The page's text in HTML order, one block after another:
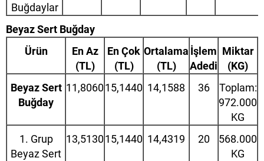
Buğdaylar
Beyaz Sert Buğday
Ürün
En Az
(TL)
En Çok
(TL)
Ortalama
(TL)
İşlem
Adedi
Miktar
(KG)
Beyaz Sert
Buğday
11,806015,1440 14,1588 36
Toplam:
972.000
KG
1. Grup
Beyaz Sert
13,513015,1440 14,4319 20
568.000
KG